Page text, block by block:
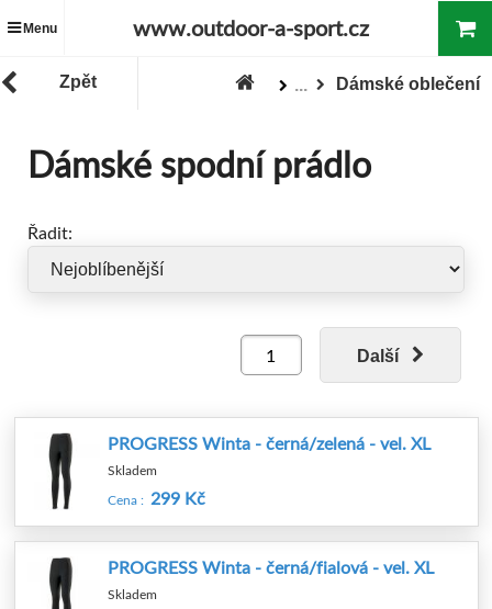
Menu www.outdoor-a-sport.cz
Zpět ... Dámské oblečení
Dámské spodní prádlo
Řadit:
Další
PROGRESS Winta - černá/zelená - vel. XL
Skladem
Cena : 299 Kč
PROGRESS Winta - černá/fialová - vel. XL
Skladem